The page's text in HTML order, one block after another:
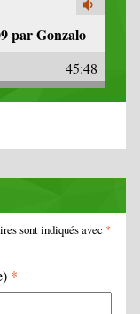
par Gonzalo
45:48
sont indiqués avec *
*